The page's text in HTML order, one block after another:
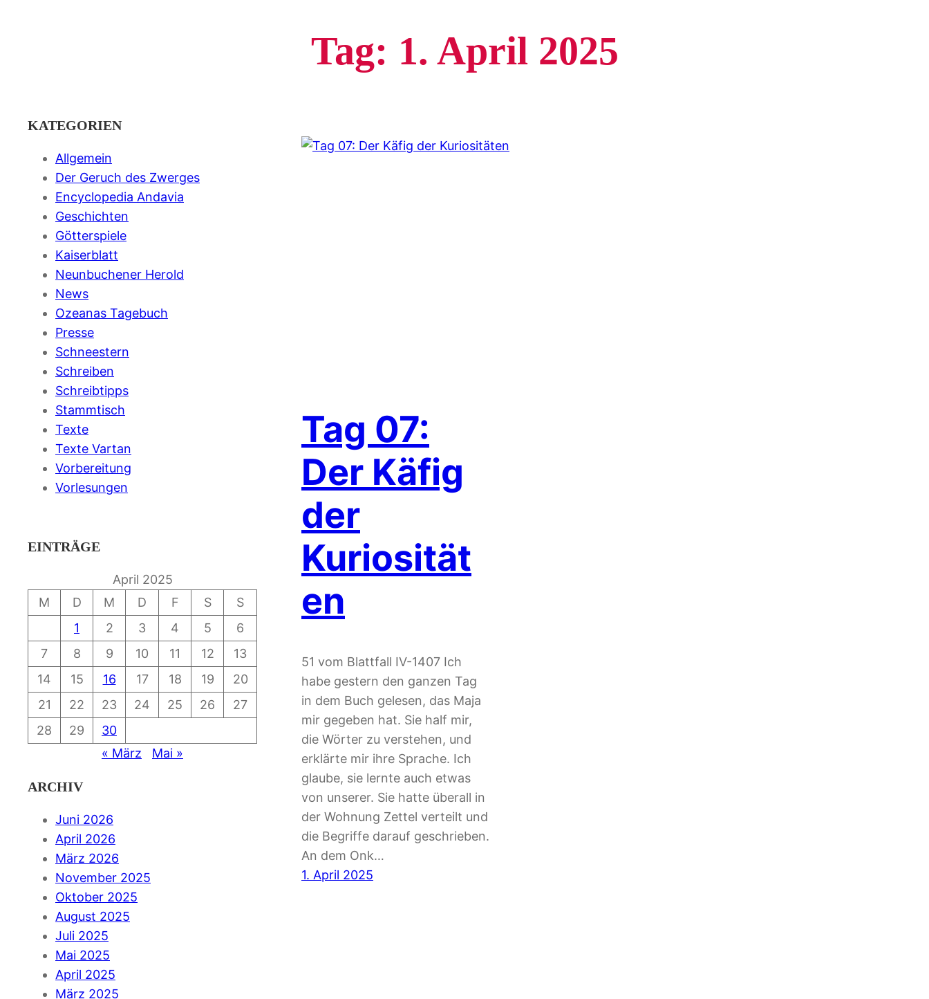
Tag: 1. April 2025
KATEGORIEN
Allgemein
Der Geruch des Zwerges
Encyclopedia Andavia
Geschichten
Götterspiele
Kaiserblatt
Neunbuchener Herold
News
Ozeanas Tagebuch
Presse
Schneestern
Schreiben
Schreibtipps
Stammtisch
Texte
Texte Vartan
Vorbereitung
Vorlesungen
EINTRÄGE
April 2025
M
D M D F S
S
1
2 3 4 5
6
7
8 9 10 11 12
13
14
15 16 17 18 19
20
21
22 23 24 25 26
27
28
29
30
« März
Mai »
ARCHIV
Juni 2026
April 2026
März 2026
November 2025
Oktober 2025
August 2025
Juli 2025
Mai 2025
April 2025
März 2025
Tag 07:
Der Käfig
der
Kuriosität
en
51 vom Blattfall IV-1407 Ich
habe gestern den ganzen Tag
in dem Buch gelesen, das Maja
mir gegeben hat. Sie half mir,
die Wörter zu verstehen, und
erklärte mir ihre Sprache. Ich
glaube, sie lernte auch etwas
von unserer. Sie hatte überall in
der Wohnung Zettel verteilt und
die Begriffe darauf geschrieben.
An dem Onk…
1. April 2025